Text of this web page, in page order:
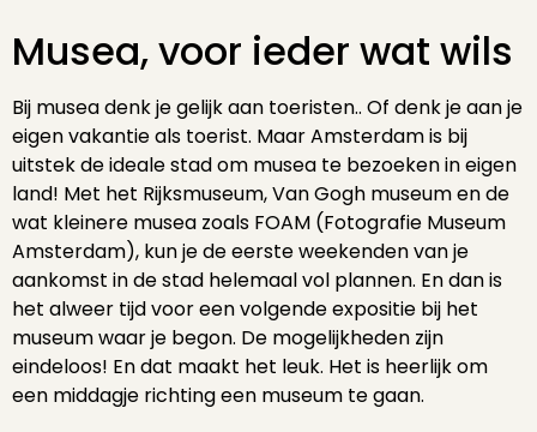
Musea, voor ieder wat wils
Bij musea denk je gelijk aan toeristen.. Of denk je aan je
eigen vakantie als toerist. Maar Amsterdam is bij
uitstek de ideale stad om musea te bezoeken in eigen
land! Met het Rijksmuseum, Van Gogh museum en de
wat kleinere musea zoals FOAM (Fotografie Museum
Amsterdam), kun je de eerste weekenden van je
aankomst in de stad helemaal vol plannen. En dan is
het alweer tijd voor een volgende expositie bij het
museum waar je begon. De mogelijkheden zijn
eindeloos! En dat maakt het leuk. Het is heerlijk om
een middagje richting een museum te gaan.